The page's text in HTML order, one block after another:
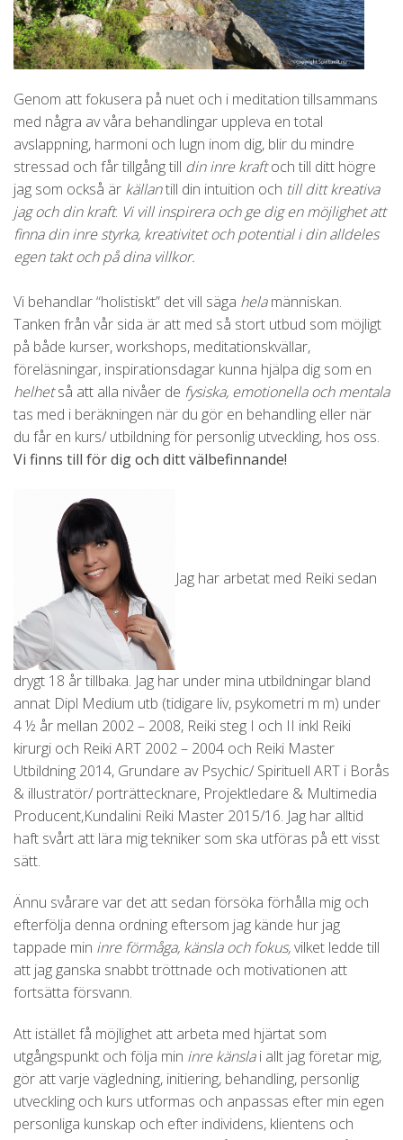
Genom att fokusera på nuet och i meditation tillsammans
med några av våra behandlingar uppleva en total
avslappning, harmoni och lugn inom dig, blir du mindre
stressad och får tillgång till din inre kraftoch till ditt högre
jag som också är källantill din intuition och till ditt kreativa
jag och din kraft. Vi vill inspirera och ge dig en möjlighet att
finna din inre styrka, kreativitet och potential i din alldeles
egen takt och på dina villkor.
Vi behandlar “holistiskt” det vill säga helamänniskan.
Tanken från vår sida är att med så stort utbud som möjligt
på både kurser, workshops, meditationskvällar,
föreläsningar, inspirationsdagar kunna hjälpa dig som en
helhetså att alla nivåer de fysiska, emotionella och mentala
tas med i beräkningen när du gör en behandling eller när
du får en kurs/ utbildning för personlig utveckling, hos oss.
Vi finns till för dig och ditt välbefinnande!
Jag har arbetat med Reiki sedan
drygt 18 år tillbaka. Jag har under mina utbildningar bland
annat Dipl Medium utb (tidigare liv, psykometri m m) under
4 ½ år mellan 2002 – 2008, Reiki steg I och II inkl Reiki
kirurgi och Reiki ART 2002 – 2004 och Reiki Master
Utbildning 2014, Grundare av Psychic/ Spirituell ART i Borås
& illustratör/ porträttecknare, Projektledare & Multimedia
Producent,Kundalini Reiki Master 2015/16. Jag har alltid
haft svårt att lära mig tekniker som ska utföras på ett visst
sätt.
Ännu svårare var det att sedan försöka förhålla mig och
efterfölja denna ordning eftersom jag kände hur jag
tappade min inre förmåga, känsla och fokus,vilket ledde till
att jag ganska snabbt tröttnade och motivationen att
fortsätta försvann.
Att istället få möjlighet att arbeta med hjärtat som
utgångspunkt och följa min inre känslai allt jag företar mig,
gör att varje vägledning, initiering, behandling, personlig
utveckling och kurs utformas och anpassas efter min egen
personliga kunskap och efter individens, klientens och